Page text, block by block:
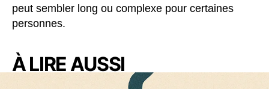
peut sembler long ou complexe pour certaines
personnes.
À LIRE AUSSI